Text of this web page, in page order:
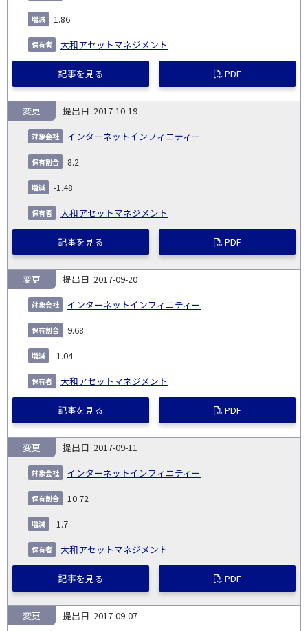
1.86
大和アセットマネジメント
記事を見る PDF
2017-10-19
インターネットインフィニティー
変更
8.2
-1.48
大和アセットマネジメント
記事を見る PDF
2017-09-20
インターネットインフィニティー
変更
9.68
-1.04
大和アセットマネジメント
記事を見る PDF
2017-09-11
インターネットインフィニティー
変更
10.72
-1.7
大和アセットマネジメント
記事を見る PDF
2017-09-07
変更